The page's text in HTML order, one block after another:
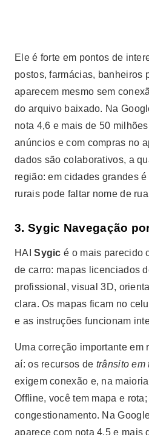
Ele é forte em pontos de
postos, farmácias, banheiros
aparecem mesmo sem
do arquivo baixado. Na
nota 4,6 e mais de 50
anúncios e com compras no
dados são colaborativos, a
região: em cidades grandes
rurais pode faltar nome de
3. Sygic Navegação
HAISygic é o mais parecido
de carro: mapas licenciados
profissional, visual 3D,
clara. Os mapas ficam no
e as instruções funcionam
Uma correção importante em
aí: os recursos de trânsito em
exigem conexão e, na
Offline, você tem mapa e
congestionamento. Na
aparece com nota 4,5 e mais